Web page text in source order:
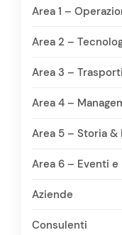
Area 1 –
Area 2 –
Area 3 –
Area 4 –
Area 5 – Storia &
Area 6 – Eventi e
Aziende
Consulenti